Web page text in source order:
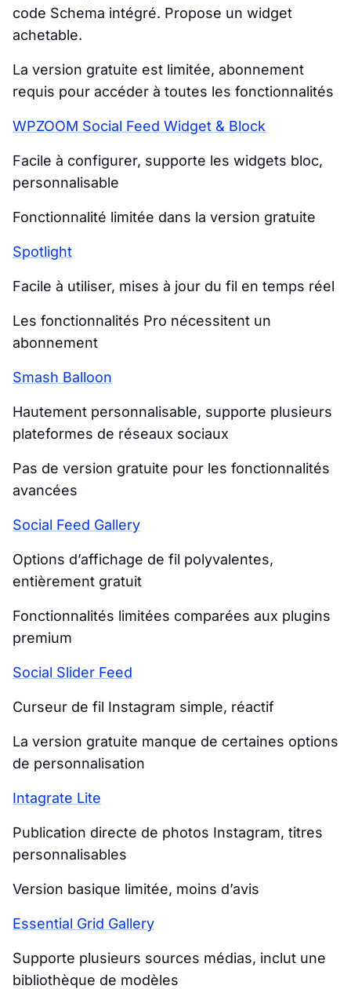
code Schema intégré. Propose un widget
achetable.
La version gratuite est limitée, abonnement
requis pour accéder à toutes les fonctionnalités
WPZOOM Social Feed Widget & Block
Facile à configurer, supporte les widgets bloc,
personnalisable
Fonctionnalité limitée dans la version gratuite
Spotlight
Facile à utiliser, mises à jour du fil en temps réel
Les fonctionnalités Pro nécessitent un
abonnement
Smash Balloon
Hautement personnalisable, supporte plusieurs
plateformes de réseaux sociaux
Pas de version gratuite pour les fonctionnalités
avancées
Social Feed Gallery
Options d’affichage de fil polyvalentes,
entièrement gratuit
Fonctionnalités limitées comparées aux plugins
premium
Social Slider Feed
Curseur de fil Instagram simple, réactif
La version gratuite manque de certaines options
de personnalisation
Intagrate Lite
Publication directe de photos Instagram, titres
personnalisables
Version basique limitée, moins d’avis
Essential Grid Gallery
Supporte plusieurs sources médias, inclut une
bibliothèque de modèles